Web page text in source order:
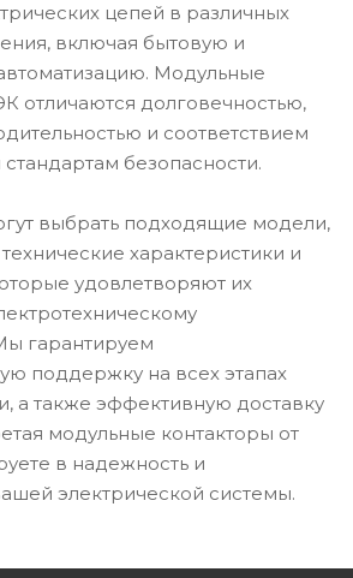
цепей в различных
включая бытовую и
Модульные
отличаются долговечностью,
и соответствием
безопасности.
выбрать подходящие модели,
характеристики и
удовлетворяют их
гарантируем
поддержку на всех этапах
а также эффективную доставку
модульные контакторы от
в надежность и
электрической системы.